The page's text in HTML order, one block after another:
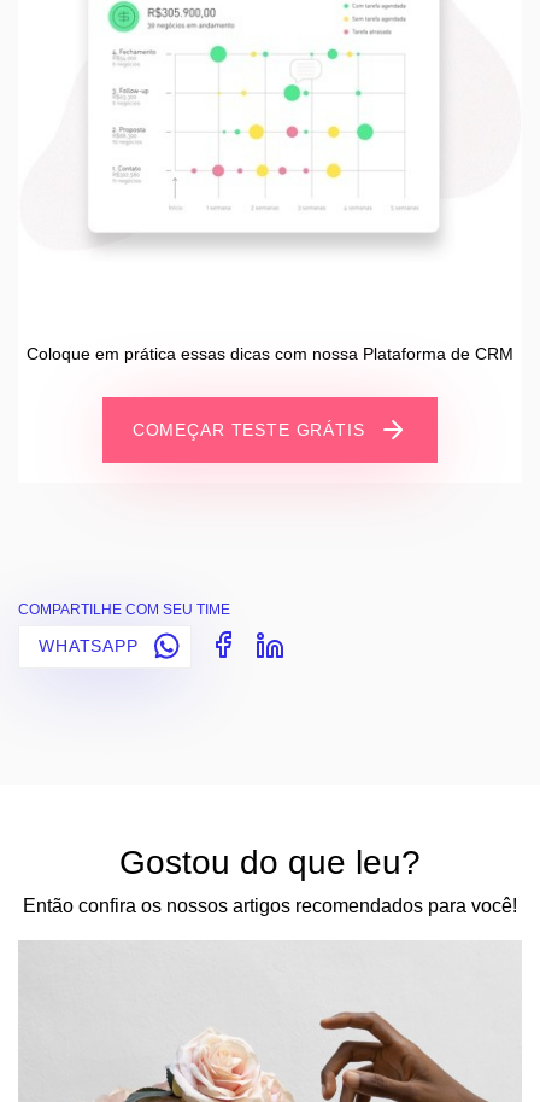
Coloque em prática essas dicas com nossa Plataforma de CRM
COMEÇAR TESTE GRÁTIS
COMPARTILHE COM SEU TIME
WHATSAPP
Gostou do que leu?
Então confira os nossos artigos recomendados para você!